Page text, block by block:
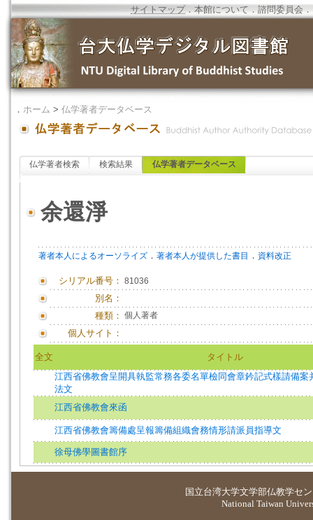
サイトマップ．本館について ．諮問委員会 ．
． ホーム > 仏学著者データベース
仏学著者検索 検索結果 仏学著者データベース
余還淨
著者本人によるオーソライズ ． 著者本人が提供した書目 ． 資料改正
シリアル番号： 81036
別名：
種類： 個人著者
個人サイト：
全文
タイトル
江西省佛教會呈開具執監常務各委名單檢同會章鈐記式樣請備案
法文
江西省佛教會來函
江西省佛教會籌備處呈報籌備組織會務情形請派員指導文
徐母佛學圖書館序
国立台湾大学文学部仏教学セ
National Taiwan